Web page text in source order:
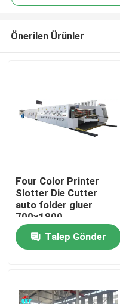
Ev
Ürünler
videolar
Önerilen Ürünler
Four Color Printer
Slotter Die Cutter
auto folder gluer
700x1800
Talep Gönder